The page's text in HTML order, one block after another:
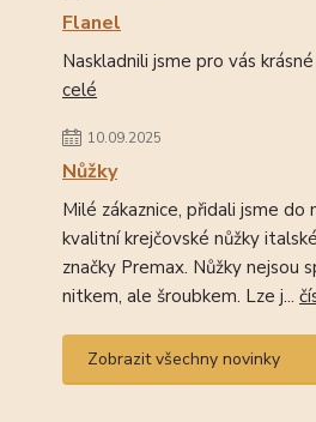
Flanel
Naskladnili jsme pro vás
celé
10.09.2025
Nůžky
Milé zákaznice, přidali jsme do
kvalitní krejčovské nůžky
značky Premax. Nůžky nejsou
nitkem, ale šroubkem. Lze j...
Zobrazit všechny novinky